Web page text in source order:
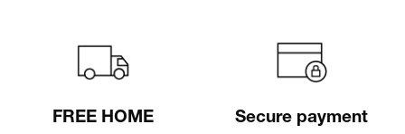
FREE HOME
Secure payment